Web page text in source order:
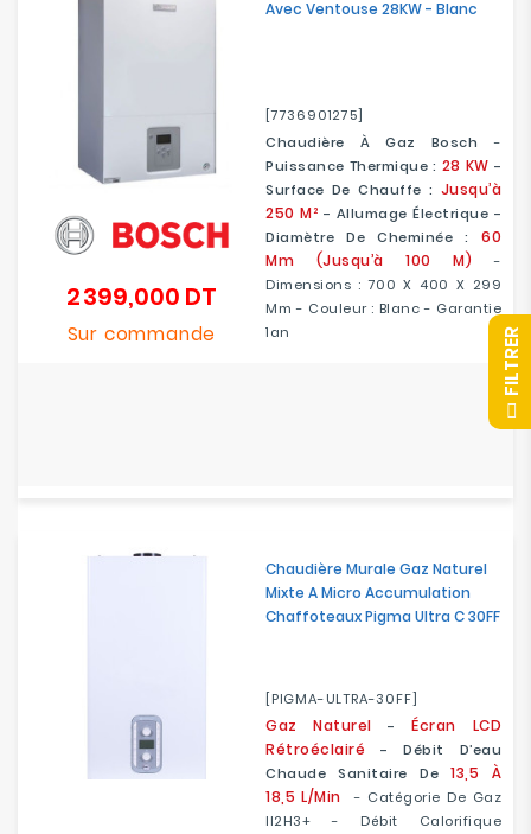
Avec Ventouse 28KW - Blanc
[7736901275]
Chaudière À Gaz Bosch -
Puissance Thermique : 28 KW -
Surface De Chauffe : Jusqu’à
250 M² - Allumage Électrique -
Diamètre De Cheminée :
60
Mm (jusqu’à 100 M) -
Dimensions : 700 X 400 X 299
Mm - Couleur : Blanc - Garantie
1an
2 399,000 DT
Sur commande
Chaudière Murale Gaz Naturel
Mixte A Micro Accumulation
Chaffoteaux Pigma Ultra C 30FF
[PIGMA-ULTRA-30FF]
Gaz Naturel -Écran LCD
Rétroéclairé - Débit D’eau
Chaude Sanitaire De13,5 À
18,5 L/min
- Catégorie De Gaz
II2H3+ - Débit Calorifique
R